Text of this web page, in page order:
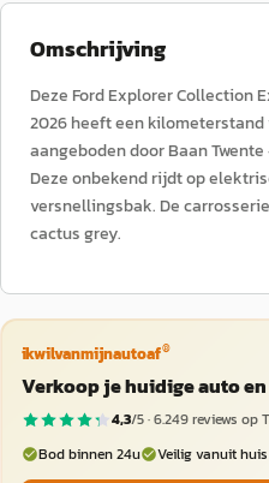
Omschrijving
Deze Ford Explorer Collection
2026 heeft een kilometerstand
aangeboden door Baan
Deze onbekend rijdt op
versnellingsbak. De
cactus grey.
ikwilvanmijnautoaf®
Verkoop je huidige auto
4,3/5 ·6.249reviews op
Bod binnen 24u
Veilig vanuit huis